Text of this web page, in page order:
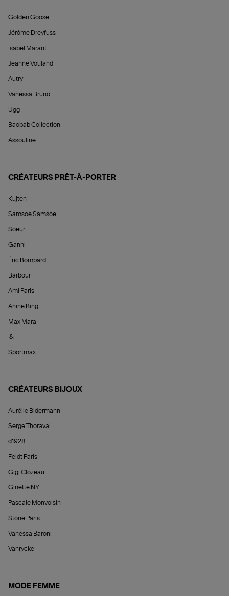
Golden Goose
Jérôme Dreyfuss
Isabel Marant
Jeanne Vouland
Autry
Vanessa Bruno
Ugg
Baobab Collection
Assouline
CRÉATEURS PRÊT-À-PORTER
Kujten
Samsoe Samsoe
Soeur
Ganni
Éric Bompard
Barbour
Ami Paris
Anine Bing
Max Mara
&
Sportmax
CRÉATEURS BIJOUX
Aurélie Bidermann
Serge Thoraval
d1928
Feidt Paris
Gigi Clozeau
Ginette NY
Pascale Monvoisin
Stone Paris
Vanessa Baroni
Vanrycke
MODE FEMME